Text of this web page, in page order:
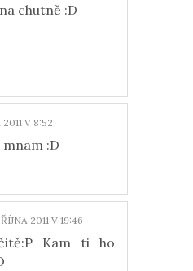
chutně :D
2011 V 8:52
:D
2011 V 19:46
Kam ti ho